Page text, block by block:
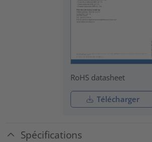
RoHS datasheet
Télécharger
Spécifications